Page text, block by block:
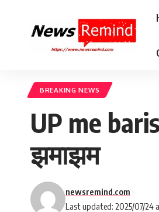
BREAKING NEWS
UP me
झमाझम
Last updated: 2025/07/24
newsremind.com